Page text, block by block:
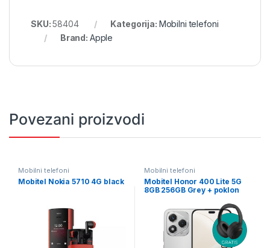
SKU:58404 Kategorija: Mobilni telefoni
Brand: Apple
Povezani proizvodi
Mobilni telefoni
Mobitel Nokia 5710 4G black
Mobilni telefoni
Mobitel Honor 400 Lite 5G
8GB 256GB Grey + poklon